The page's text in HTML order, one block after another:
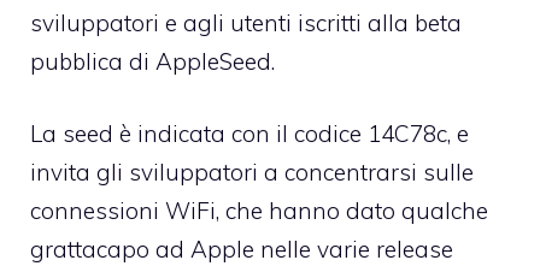
sviluppatori e agli utenti iscritti alla beta
pubblica di AppleSeed.
La seed è indicata con il codice 14C78c, e
invita gli sviluppatori a concentrarsi sulle
connessioni WiFi, che hanno dato qualche
grattacapo ad Apple nelle varie release